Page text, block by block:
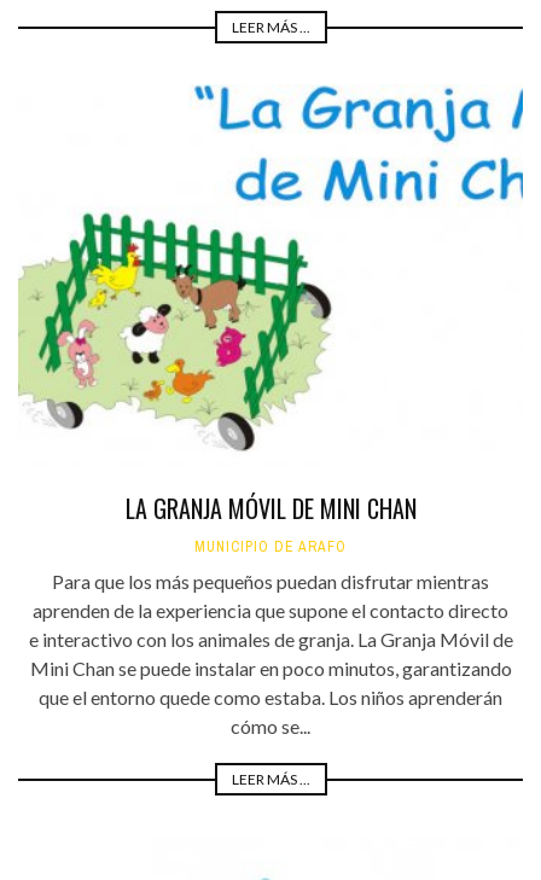
LEER MÁS ...
LA GRANJA MÓVIL DE MINI CHAN
MUNICIPIO DE ARAFO
Para que los más pequeños puedan disfrutar mientras
aprenden de la experiencia que supone el contacto directo
e interactivo con los animales de granja. La Granja Móvil de
Mini Chan se puede instalar en poco minutos, garantizando
que el entorno quede como estaba. Los niños aprenderán
cómo se...
LEER MÁS ...